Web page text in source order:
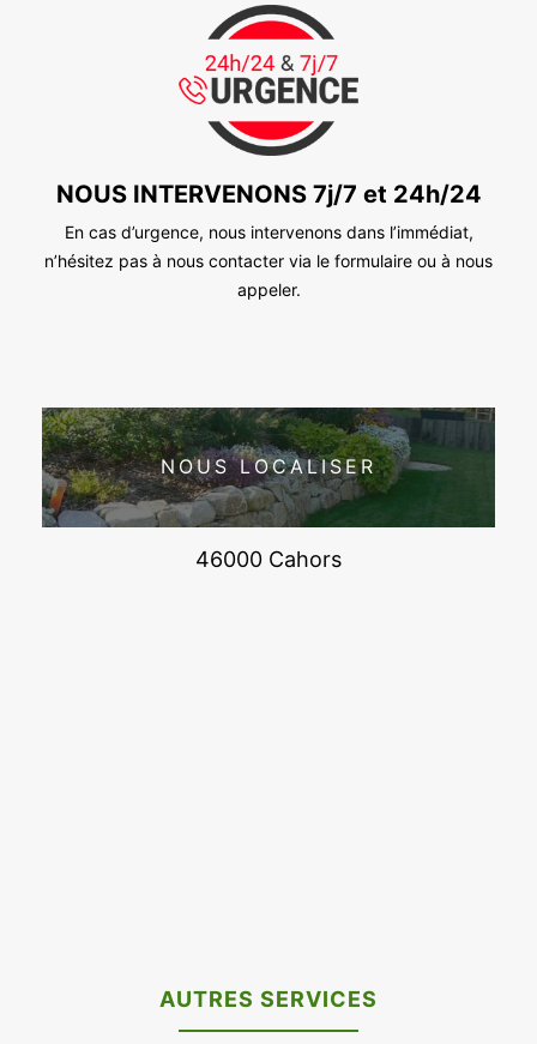
NOUS INTERVENONS 7j/7 et 24h/24
En cas d’urgence, nous intervenons dans l’immédiat,
n’hésitez pas à nous contacter via le formulaire ou à nous
appeler.
NOUS LOCALISER
46000 Cahors
AUTRES SERVICES